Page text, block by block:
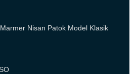
Nisan Patok Model Klasik